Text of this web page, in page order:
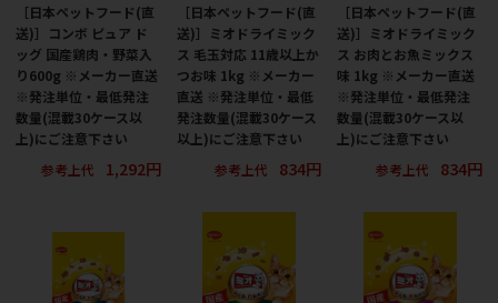
［日本ペットフード(直
送)］コンボ ピュア ド
ッグ 国産鶏肉・野菜入
り600g ※メーカー直送
※発注単位・最低発注
数量(混載30ケース以
上)にご注意下さい
参考上代
1,292円
［日本ペットフード(直
送)］ミオドライミック
ス 毛玉対応 11歳以上か
つお味 1kg ※メーカー
直送 ※発注単位・最低
発注数量(混載30ケース
以上)にご注意下さい
参考上代
834円
［日本ペットフード(直
送)］ミオドライミック
ス お肉とお魚ミックス
味 1kg ※メーカー直送
※発注単位・最低発注
数量(混載30ケース以
上)にご注意下さい
参考上代
834円